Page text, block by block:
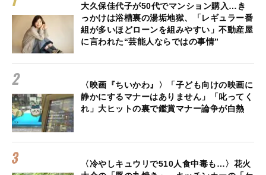
大久保佳代子が50代でマンション購入…き
っかけは浴槽裏の湯垢地獄、「レギュラー番
組が多いほどローンを組みやすい」不動産屋
に言われた“芸能人ならではの事情”
〈映画『ちいかわ』〉「子ども向けの映画に
静かにするマナーはありません」「叱ってく
れ」大ヒットの裏で鑑賞マナー論争が白熱
〈冷やしキュウリで510人食中毒も…〉花火